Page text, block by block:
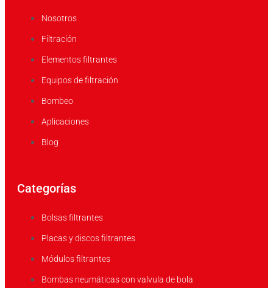
Nosotros
Filtración
Elementos filtrantes
Equipos de filtración
Bombeo
Aplicaciones
Blog
Categorías
Bolsas filtrantes
Placas y discos filtrantes
Módulos filtrantes
Bombas neumáticas con valvula de bola